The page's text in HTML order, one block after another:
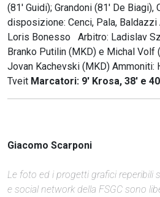
(81' Guidi); Grandoni (81' De Biagi),
disposizione: Cenci, Pala,
Loris Bonesso Arbitro: Ladislav
Branko Putilin (MKD) e Michal Volf
Jovan Kachevski (MKD) Ammoniti:
Tveit Marcatori: 9' Krosa, 38' e
Giacomo Scarponi
Le foto ed i progetti grafici reperibili
e social network della FSGC sono